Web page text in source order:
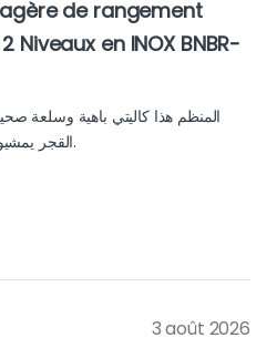
de rangement
Niveaux en INOX BNBR-
المنظم هذا كاليتي باهية وسلعة
القجر يمشيو ويجيو بكل سهولة.
3 août 2026